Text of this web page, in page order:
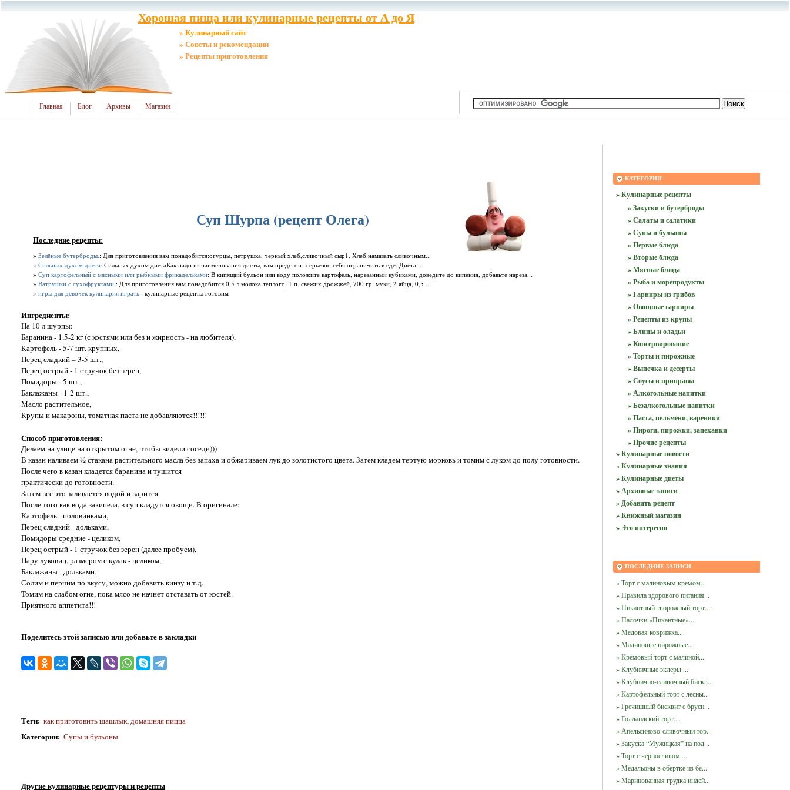
Хорошая пища или кулинарные рецепты от А до Я
» Кулинарный сайт
» Советы и рекомендации
» Рецепты приготовления
Главная Блог Архивы Магазин
Суп Шурпа (рецепт Олега)
Последние рецепты:
» Зелёные бутерброды. : Для приготовления вам понадобится:огурцы, петрушка, черный хлеб,сливочный сыр1. Хлеб намазать сливочным...
» Сильных духом диета: Сильных духом диетаКак надо из наименования диеты, вам предстоит серьезно себя ограничить в еде. Диета ...
» Суп картофельный с мясными или рыбными фрикадельками: В кипящий бульон или воду положите картофель, нарезанный кубиками, доведите до кипения, добавьте нареза...
» Ватрушки с сухофруктами. : Для приготовления вам понадобится:0,5 л молока теплого, 1 п. свежих дрожжей, 700 гр. муки, 2 яйца, 0,5 ...
» игры для девочек кулинария играть : кулинарные рецепты готовим
Ингредиенты:
На 10 л шурпы:
Баранина - 1,5-2 кг (с костями или без и жирность - на любителя),
Картофель - 5-7 шт. крупных,
Перец сладкий – 3-5 шт.,
Перец острый - 1 стручок без зерен,
Помидоры - 5 шт.,
Баклажаны - 1-2 шт.,
Масло растительное,
Крупы и макароны, томатная паста не добавляются!!!!!!
Способ приготовления:
Делаем на улице на открытом огне, чтобы видели соседи)))
В казан наливаем ½ стакана растительного масла без запаха и обжариваем лук до золотистого цвета. Затем кладем тертую морковь и томим с луком до полу готовности.
После чего в казан кладется баранина и тушится
практически до готовности.
Затем все это заливается водой и варится.
После того как вода закипела, в суп кладутся овощи. В оригинале:
Картофель - половинками,
Перец сладкий - дольками,
Помидоры средние - целиком,
Перец острый - 1 стручок без зерен (далее пробуем),
Пару луковиц, размером с кулак - целиком,
Баклажаны - дольками,
Солим и перчим по вкусу, можно добавить кинзу и т.д.
Томим на слабом огне, пока мясо не начнет отставать от костей.
Приятного аппетита!!!
Поделитесь этой записью или добавьте в закладки
Теги: как приготовить шашлык,домашняя пицца
Категории: Супы и бульоны
Другие кулинарные рецептуры и рецепты
КАТЕГОРИИ
» Кулинарные рецепты
» Закуски и бутерброды
» Салаты и салатики
» Супы и бульоны
» Первые блюда
» Вторые блюда
» Мясные блюда
» Рыба и морепродукты
» Гарниры из грибов
» Овощные гарниры
» Рецепты из крупы
» Блины и оладьи
» Консервирование
» Торты и пирожные
» Выпечка и десерты
» Соусы и приправы
» Алкогольные напитки
» Безалкогольные напитки
» Паста, пельмени, вареники
» Пироги, пирожки, запеканки
» Прочие рецепты
» Кулинарные новости
» Кулинарные знания
» Кулинарные диеты
» Архивные записи
» Добавить рецепт
» Книжный магазин
» Это интересно
ПОСЛЕДНИЕ ЗАПИСИ
» Торт с малиновым кремом...
» Правила здорового питания...
» Пикантный творожный торт....
» Палочки «Пикантные»....
» Медовая коврижка....
» Малиновые пирожные....
» Кремовый торт с малиной....
» Клубничные эклеры....
» Клубнично-сливочный бискв...
» Картофельный торт с лесны...
» Гречишный бисквит с брусн...
» Голландский торт....
» Апельсиново-сливочныи тор...
» Закуска “Мужицкая” на под...
» Торт с черносливом....
» Медальоны в обертке из бе...
» Маринованная грудка индей...